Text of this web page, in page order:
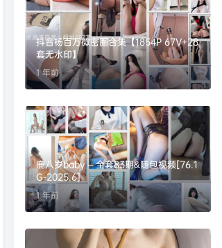
抖音杨百万微密圈合集【1854P 67V+28
套无水印】
1 年前
鹿八岁baby – 全套83期&随包视频[76.1
G-2025.6]
1 年前